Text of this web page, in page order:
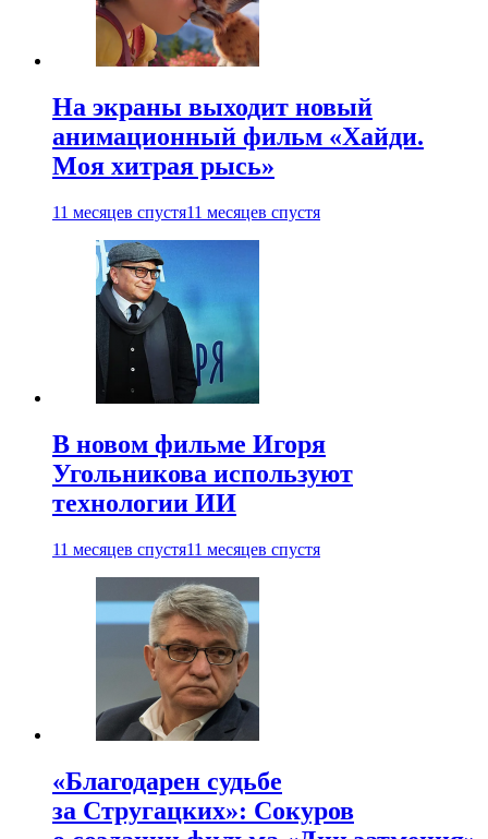
На экраны выходит новый
анимационный фильм «Хайди.
Моя хитрая рысь»
11 месяцев спустя11 месяцев спустя
В новом фильме Игоря
Угольникова используют
технологии ИИ
11 месяцев спустя11 месяцев спустя
«Благодарен судьбе
за Стругацких»: Сокуров